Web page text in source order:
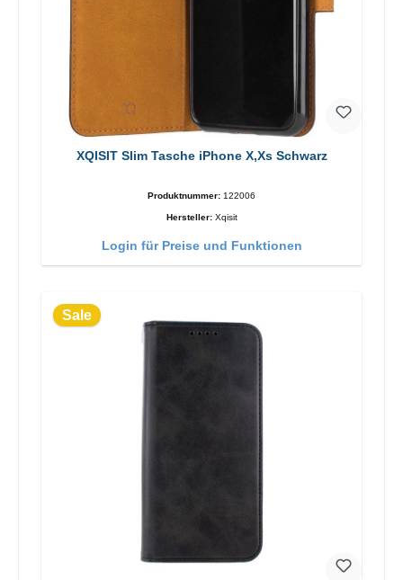
XQISIT Slim Tasche iPhone X,Xs Schwarz
Produktnummer: 122006
Hersteller: Xqisit
Login für Preise und Funktionen
Sale